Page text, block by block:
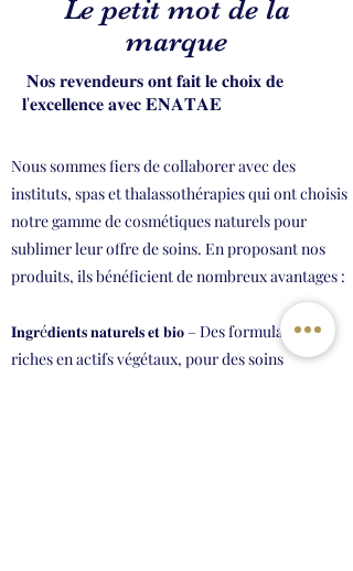
Le petit mot de la
marque
𝐍𝐨𝐬 𝐫𝐞𝐯𝐞𝐧𝐝𝐞𝐮𝐫𝐬 𝐨𝐧𝐭 𝐟𝐚𝐢𝐭 𝐥𝐞 𝐜𝐡𝐨𝐢𝐱 𝐝𝐞
𝐥'𝐞𝐱𝐜𝐞𝐥𝐥𝐞𝐧𝐜𝐞 𝐚𝐯𝐞𝐜 𝐄𝐍𝐀𝐓𝐀𝐄
Nous sommes fiers de collaborer avec des
instituts, spas et thalassothérapies qui ont choisis
notre gamme de cosmétiques naturels pour
sublimer leur offre de soins. En proposant nos
produits, ils bénéficient de nombreux avantages :
𝐈𝐧𝐠𝐫é𝐝𝐢𝐞𝐧𝐭𝐬 𝐧𝐚𝐭𝐮𝐫𝐞𝐥𝐬 𝐞𝐭 𝐛𝐢𝐨 – Des formulations
riches en actifs végétaux, pour des soins